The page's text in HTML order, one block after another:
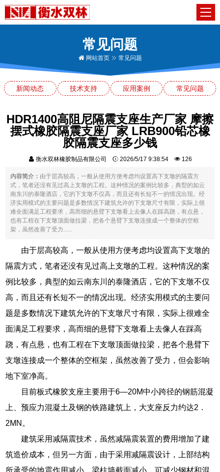
常见问题
网站首页 常见问题
新闻动态 技术支持 应用案例 常见问题
HDR1400高阻尼隔震支座生产厂家 摩擦
摆式橡胶隔震支座厂家 LRB900铅芯橡
胶隔震支座多少钱
衡水双林橡胶制品有限公司 2026/5/17 9:38:54 126
内容简介： 由于层高较高，一般从使用方便考虑均设置高下支墩的隔震方
式，笔者还没有见过高上支墩的工程。这种情况的案例比较多，典型的如云
南东川的泰隆酒店，它的下支墩不仅高，而且还有长短不一的情况出现。经
济实用模式的主要问题是多数情况下建筑允许的下支墩尺寸有限，实际上很
难全面满足工程要求，高而细的悬臂下支墩看上去像人在踩高跷，有点悬，
也有工程在下支墩顶面做拉梁，把各个悬臂下支墩连接成一个整体的空框
架，虽然改善了受力......
由于层高较高，一般从使用方便考虑均设置高下支墩的
隔震方式，笔者还没有见过高上支墩的工程。这种情况的案
例比较多，典型的如云南东川的泰隆酒店，它的下支墩不仅
高，而且还有长短不一的情况出现。经济实用模式的主要问
题是多数情况下建筑允许的下支墩尺寸有限，实际上很难全
面满足工程要求，高而细的悬臂下支墩看上去像人在踩高
跷，有点悬，也有工程在下支墩顶面做拉梁，把各个悬臂下
支墩连接成一个整体的空框架，虽然改善了受力，但会影响
地下室净高。
目前板式橡胶支座主要用于6—20M中小跨径的钢筋混凝
上、预应力混凝土及钢的铁路建筑上，大支座反力约达2．
2MN。
建筑采用减隔震技术，虽然减隔震装置的费用增加了建
筑造价成本，但另一方面，由于采用减隔震设计，上部结构
所承受的地震作用减小，梁柱墙截面减小，可减少钢材和混